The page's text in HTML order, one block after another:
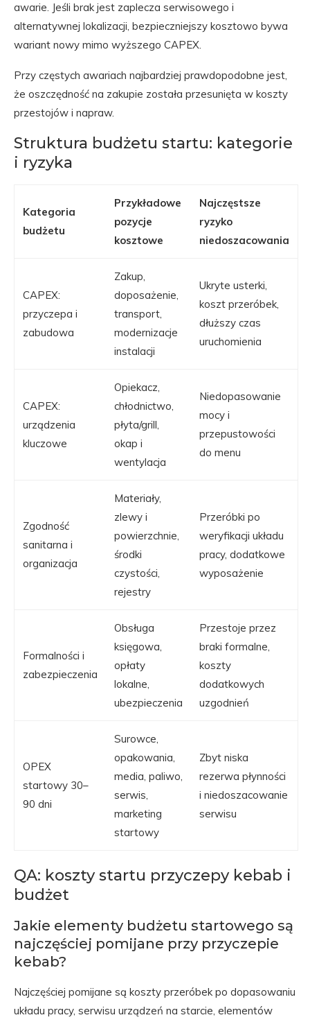
awarie. Jeśli brak jest zaplecza serwisowego i
alternatywnej lokalizacji, bezpieczniejszy kosztowo bywa
wariant nowy mimo wyższego CAPEX.
Przy częstych awariach najbardziej prawdopodobne jest,
że oszczędność na zakupie została przesunięta w koszty
przestojów i napraw.
Struktura budżetu startu: kategorie
i ryzyka
Kategoria
budżetu
Przykładowe
pozycje
kosztowe
Najczęstsze
ryzyko
niedoszacowania
CAPEX:
przyczepa i
zabudowa
Zakup,
doposażenie,
transport,
modernizacje
instalacji
Ukryte usterki,
koszt przeróbek,
dłuższy czas
uruchomienia
CAPEX:
urządzenia
kluczowe
Opiekacz,
chłodnictwo,
płyta/grill,
okap i
wentylacja
Niedopasowanie
mocy i
przepustowości
do menu
Zgodność
sanitarna i
organizacja
Materiały,
zlewy i
powierzchnie,
środki
czystości,
rejestry
Przeróbki po
weryfikacji układu
pracy, dodatkowe
wyposażenie
Formalności i
zabezpieczenia
Obsługa
księgowa,
opłaty
lokalne,
ubezpieczenia
Przestoje przez
braki formalne,
koszty
dodatkowych
uzgodnień
OPEX
startowy 30–
90 dni
Surowce,
opakowania,
media, paliwo,
serwis,
marketing
startowy
Zbyt niska
rezerwa płynności
i niedoszacowanie
serwisu
QA: koszty startu przyczepy kebab i
budżet
Jakie elementy budżetu startowego są
najczęściej pomijane przy przyczepie
kebab?
Najczęściej pomijane są koszty przeróbek po dopasowaniu
układu pracy, serwisu urządzeń na starcie, elementów